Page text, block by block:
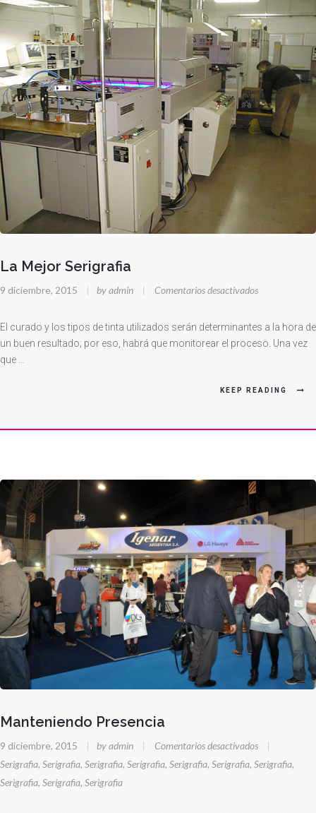
La Mejor Serigrafia
9 diciembre, 2015 | by admin | Comentarios desactivadosen
Mejor
Serigrafia
El curado y los tipos de tinta utilizados serán determinantes a la hora de
un buen resultado; por eso, habrá que monitorear el proceso. Una vez
que …
KEEP READING
Manteniendo Presencia
9 diciembre, 2015 | by admin | Comentarios desactivadosen
Manteniendo
|
Serigrafia, Serigrafia, Serigrafia, Serigrafia, Serigrafia, Serigrafia, Serigrafia,
Serigrafia, Serigrafia, Serigrafia